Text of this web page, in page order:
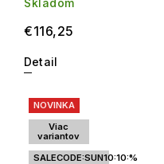
Skladom
€116,25
Detail
NOVINKA
Viac
variantov
SALECODE:SUN10:10:%